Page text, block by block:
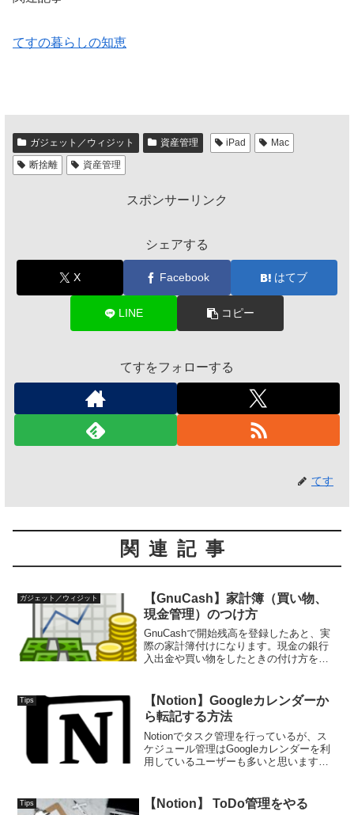
てすの暮らしの知恵
ガジェット／ウィジット 資産管理 iPad
Mac
断捨離
資産管理
スポンサーリンク
シェアする
X Facebook はてブ
LINE コピー
てすをフォローする
てす
関連記事
ガジェット／ウィジット
【GnuCash】家計簿（買い物、
現金管理）のつけ方
GnuCashで開始残高を登録したあと、実
際の家計簿付けになります。現金の銀行
入出金や買い物をしたときの付け方をご
したい場合を例とします。を開き、説明
を「ATM...
Tips
【Notion】Googleカレンダーか
ら転記する方法
Notionでタスク管理を行っているが、ス
ケジュール管理はGoogleカレンダーを利
用しているユーザーも多いと思います。
一元管理できれば楽ですね。そこで、G...
Tips 【Notion】 ToDo管理をやる